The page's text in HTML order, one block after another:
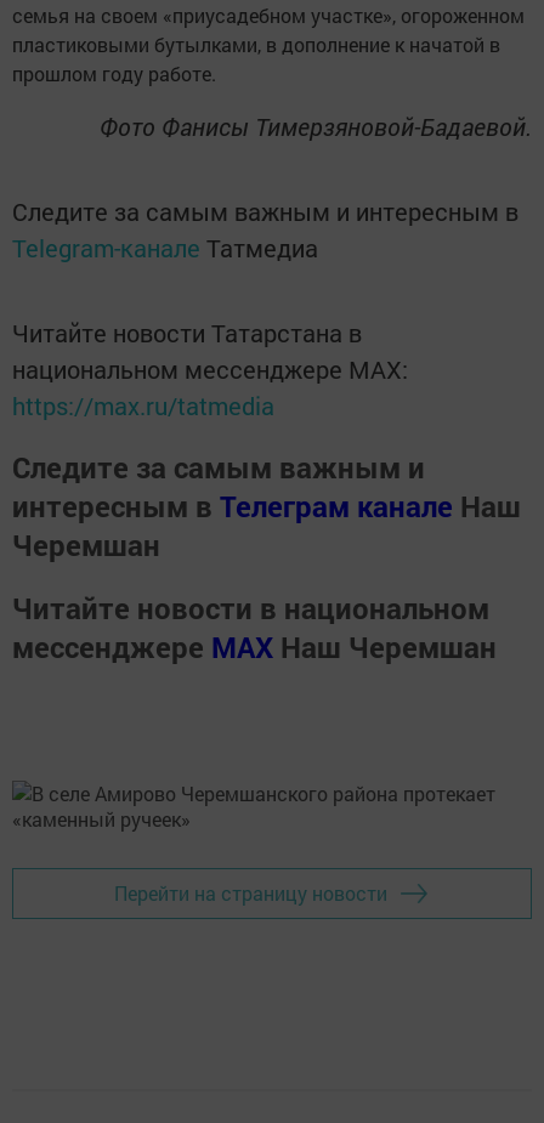
семья на своем «приусадебном участке», огороженном
пластиковыми бутылками, в дополнение к начатой в
прошлом году работе.
Фото Фанисы Тимерзяновой-Бадаевой.
Следите за самым важным и интересным в
Telegram-канале Татмедиа
Читайте новости Татарстана в
национальном мессенджере MАХ:
https://max.ru/tatmedia
Следите за самым важным и
интересным в Телеграм канале Наш
Черемшан
Читайте новости в национальном
мессенджере MАХ Наш Черемшан
Перейти на страницу новости